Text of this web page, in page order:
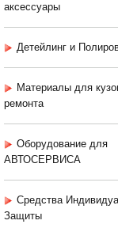
аксессуары
Детейлинг и
Материалы для
ремонта
Оборудование для
АВТОСЕРВИСА
Средства
Защиты